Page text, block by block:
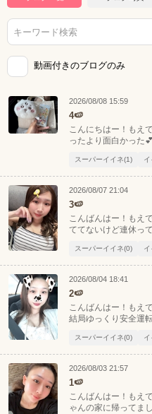
動画付きのブログのみ
2026/08/08 15:59
4🍉
こんにちはー！もえ
ったより面白かった
スーパーイイネ(1)
2026/08/07 21:04
3🍉
こんばんはー！もえ
ててないけど連休っ
スーパーイイネ(0)
2026/08/04 18:41
2🍉
こんばんはー！もえ
結局ゆっくり安全運
スーパーイイネ(0)
2026/08/03 21:57
1🍉
こんばんはー！もえ
ゃんの家に帰ってま